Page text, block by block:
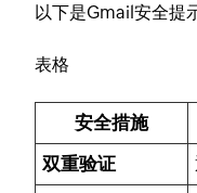
以下是Gmail安全提
表格
安全措施
双重验证